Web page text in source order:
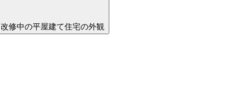
改修中の平屋建て住宅の外観